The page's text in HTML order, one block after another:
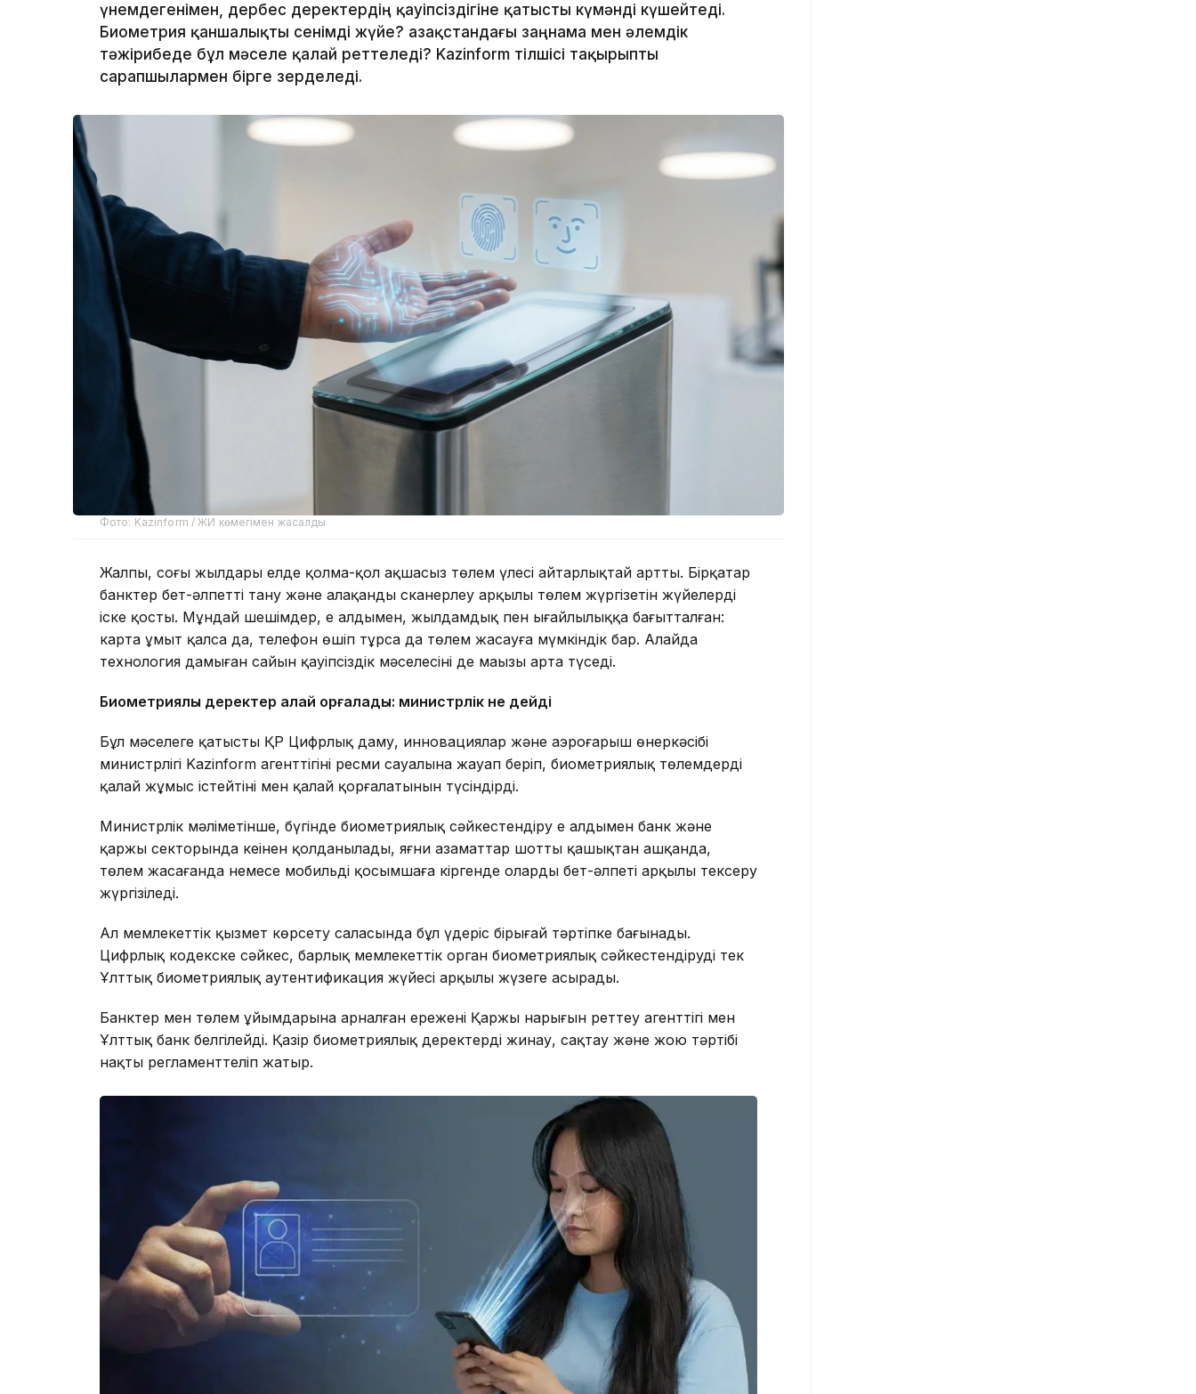
үнемдегенімен, дербес деректердің қауіпсіздігіне қатысты күмәнді күшейтеді.
Биометрия қаншалықты сенімді жүйе? Қазақстандағы заңнама мен әлемдік
тәжірибеде бұл мәселе қалай реттеледі? Kazinform тілшісі тақырыпты
сарапшылармен бірге зерделеді.
Фото: Kazinform / ЖИ көмегімен жасалды
Жалпы, соңғы жылдары елде қолма-қол ақшасыз төлем үлесі айтарлықтай артты. Бірқатар
банктер бет-әлпетті тану және алақанды сканерлеу арқылы төлем жүргізетін жүйелерді
іске қосты. Мұндай шешімдер, ең алдымен, жылдамдық пен ыңғайлылыққа бағытталған:
карта ұмыт қалса да, телефон өшіп тұрса да төлем жасауға мүмкіндік бар. Алайда
технология дамыған сайын қауіпсіздік мәселесінің де маңызы арта түседі.
Биометриялық деректер қалай қорғалады: министрлік не дейді
Бұл мәселеге қатысты ҚР Цифрлық даму, инновациялар және аэроғарыш өнеркәсібі
министрлігі Kazinform агенттігінің ресми сауалына жауап беріп, биометриялық төлемдердің
қалай жұмыс істейтіні мен қалай қорғалатынын түсіндірді.
Министрлік мәліметінше, бүгінде биометриялық сәйкестендіру ең алдымен банк және
қаржы секторында кеңінен қолданылады, яғни азаматтар шотты қашықтан ашқанда,
төлем жасағанда немесе мобильді қосымшаға кіргенде олардың бет-әлпеті арқылы тексеру
жүргізіледі.
Ал мемлекеттік қызмет көрсету саласында бұл үдеріс бірыңғай тәртіпке бағынады.
Цифрлық кодекске сәйкес, барлық мемлекеттік орган биометриялық сәйкестендіруді тек
Ұлттық биометриялық аутентификация жүйесі арқылы жүзеге асырады.
Банктер мен төлем ұйымдарына арналған ережені Қаржы нарығын реттеу агенттігі мен
Ұлттық банк белгілейді. Қазір биометриялық деректерді жинау, сақтау және жою тәртібі
нақты регламенттеліп жатыр.